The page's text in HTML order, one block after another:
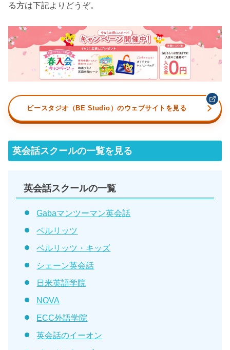
る方は下記よりどうぞ。
ビースタジオ（BE Studio）のウェブサイトを見る
英会話スクールの一覧を見る
英会話スクールの一覧
Gabaマンツーマン英会話
ベルリッツ
ベルリッツ・キッズ
シェーン英会話
日米英語学院
NOVA
ECC外語学院
英会話のイーオン